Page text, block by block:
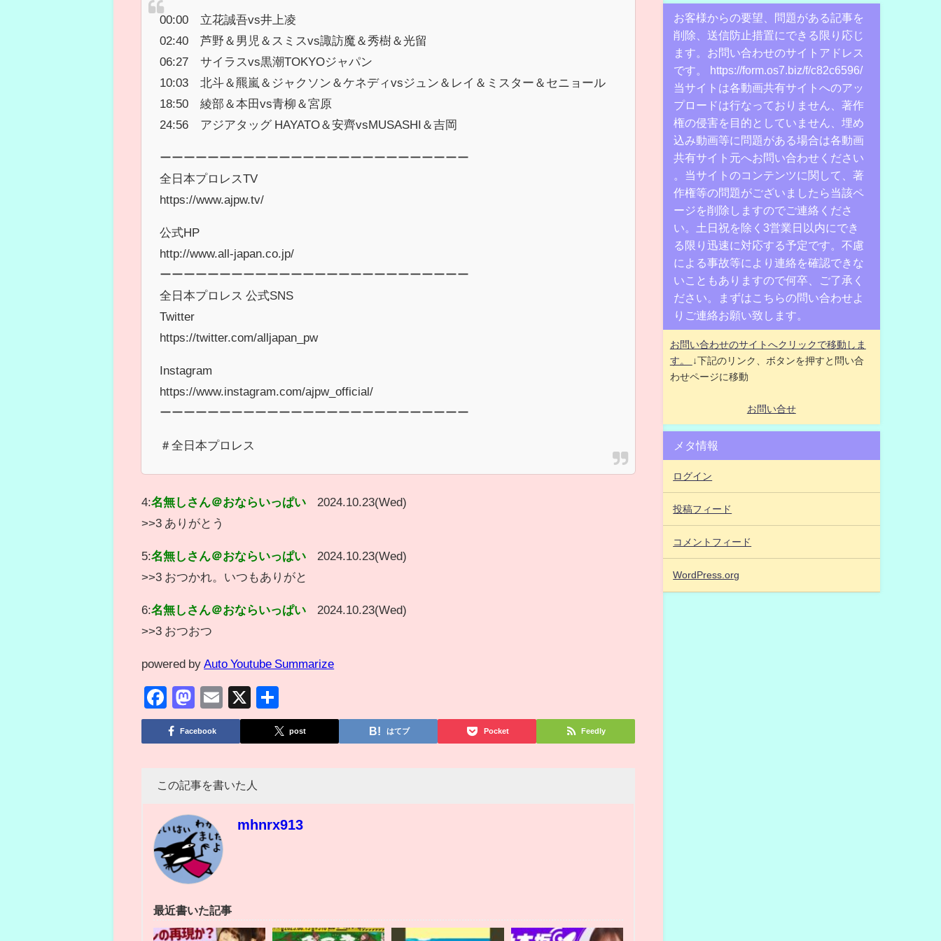
00:00 立花誠吾vs井上凌
02:40 芦野＆男児＆スミスvs諏訪魔＆秀樹＆光留
06:27 サイラスvs黒潮TOKYOジャパン
10:03 北斗＆羆嵐＆ジャクソン＆ケネディvsジュン＆レイ＆ミスター＆セニョール
18:50 綾部＆本田vs青柳＆宮原
24:56 アジアタッグ HAYATO＆安齊vsMUSASHI＆吉岡
ーーーーーーーーーーーーーーーーーーーーーーーーーー
全日本プロレスTV
https://www.ajpw.tv/
公式HP
http://www.all-japan.co.jp/
ーーーーーーーーーーーーーーーーーーーーーーーーーー
全日本プロレス 公式SNS
Twitter
https://twitter.com/alljapan_pw
Instagram
https://www.instagram.com/ajpw_official/
ーーーーーーーーーーーーーーーーーーーーーーーーーー
＃全日本プロレス
4:名無しさん＠おならいっぱい
2024.10.23(Wed)
>>3 ありがとう
5:名無しさん＠おならいっぱい
2024.10.23(Wed)
>>3 おつかれ。いつもありがと
6:名無しさん＠おならいっぱい
2024.10.23(Wed)
>>3 おつおつ
powered by Auto Youtube Summarize
Facebook
Mastodon
Email
X
有
Facebook post はてブ Pocket Feedly
この記事を書いた人
mhnrx913
最近書いた記事
お客様からの要望、問題がある記事を
削除、送信防止措置にできる限り応じ
ます。お問い合わせのサイトアドレス
です。 https://form.os7.biz/f/c82c6596/
当サイトは各動画共有サイトへのアッ
プロードは行なっておりません、著作
権の侵害を目的としていません、埋め
込み動画等に問題がある場合は各動画
共有サイト元へお問い合わせください
。当サイトのコンテンツに関して、著
作権等の問題がございましたら当該ペ
ージを削除しますのでご連絡くださ
い。土日祝を除く3営業日以内にでき
る限り迅速に対応する予定です。不慮
による事故等により連絡を確認できな
いこともありますので何卒、ご了承く
ださい。まずはこちらの問い合わせよ
りご連絡お願い致します。
お問い合わせのサイトへクリックで移動しま
す。
↓下記のリンク、ボタンを押すと問い合
わせページに移動
お問い合せ
メタ情報
ログイン
投稿フィード
コメントフィード
WordPress.org